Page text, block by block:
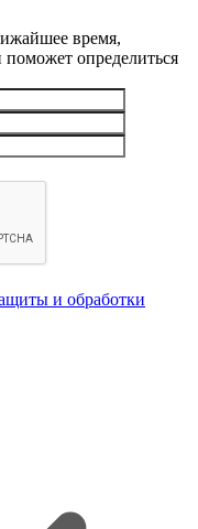
время,
поможет определиться
и обработки